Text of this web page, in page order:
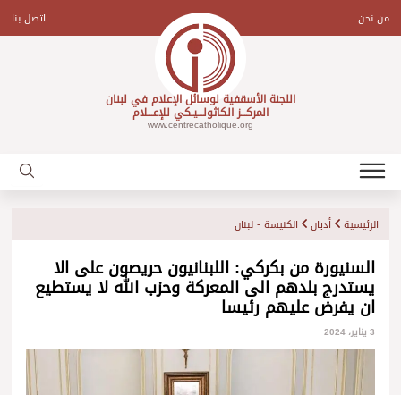
contentمن نحن اتصل بنا
اللجنة الأسقفية لوسائل الإعلام في لبنان
المركـــز الكاثولـــيـكي للإعـــلام
www.centrecatholique.org
الرئيسية أديان الكنيسة - لبنان
السنيورة من بكركي: اللبنانيون حريصون على الا
يستدرج بلدهم الى المعركة وحزب الله لا يستطيع
ان يفرض عليهم رئيسا
3 يناير، 2024